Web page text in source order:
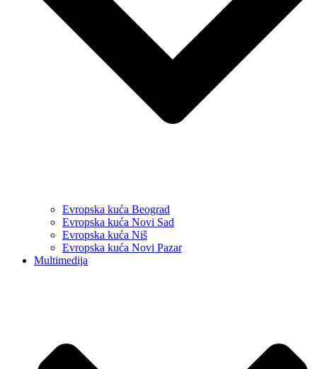
Evropska kuća Beograd
Evropska kuća Novi Sad
Evropska kuća Niš
Evropska kuća Novi Pazar
Multimedija